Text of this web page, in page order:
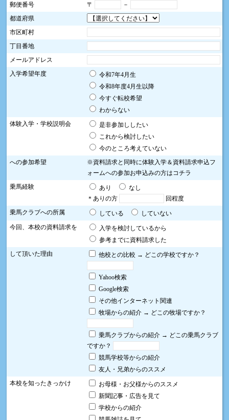
郵便番号
〒
－
都道府県
市区町村
丁目番地
メールアドレス
入学希望年度
令和7年4月生
令和8年度4月生以降
今すぐ転校希望
わからない
体験入学・学校説明会
是非参加ししたい
これから検討したい
今のところ考えていない
への参加希望
※資料請求と同時に体験入学＆資料請求申込フ
ォームへの参加お申込みの方はコチラ
乗馬経験
あり
なし
＊ありの方
回程度
乗馬クラブへの所属
している
していない
今回、本校の資料請求を
入学を検討しているから
参考までに資料請求した
して頂いた理由
他校との比較 → どこの学校ですか？
Yahoo検索
Google検索
その他インターネット関連
牧場からの紹介 → どこの牧場ですか？
乗馬クラブからの紹介 → どこの乗馬クラブ
ですか？
競馬学校等からの紹介
友人・兄弟からのススメ
本校を知ったきっかけ
お母様・お父様からのススメ
新聞記事・広告を見て
学校からの紹介